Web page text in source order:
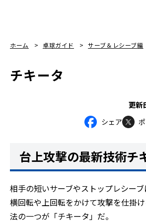
ホーム 卓球ガイド サーブ＆レシーブ編
チキータ
更新
シェア
台上攻撃の最新技術チ
相手の短いサーブやストップレシー
横回転や上回転をかけて攻撃を仕掛
法の一つが「チキータ」だ。